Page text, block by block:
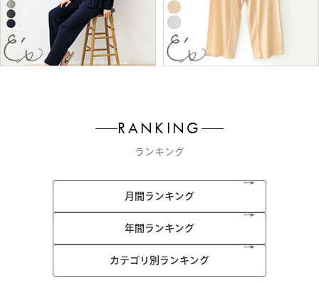
RANKING
ランキング
月間ランキング
年間ランキング
カテゴリ別ランキング